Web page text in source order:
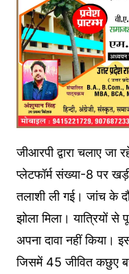
जीआरपी द्वारा चलाए जा
प्लेटफॉर्म संख्या-8 पर
तलाशी ली गई। जांच के
झोला मिला। यात्रियों
अपना दावा नहीं किया।
जिसमें 45 जीवित कछुए